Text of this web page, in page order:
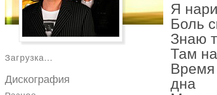
Я
Боль
Знаю
Там
дна
Загрузка...
Дискография